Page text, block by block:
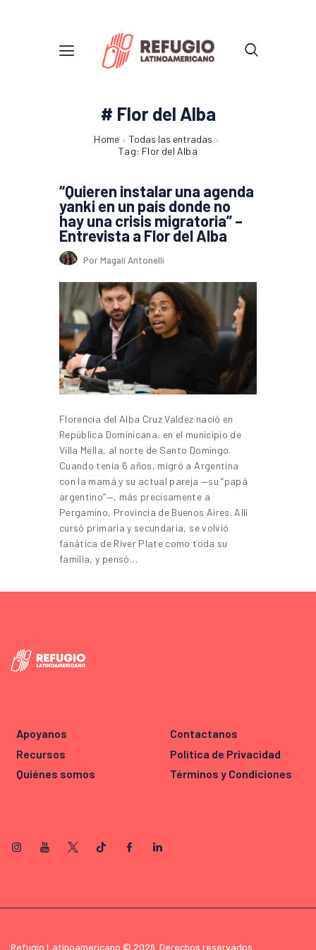
# Flor del Alba
Home
Todas las entradas
Tag: Flor del Alba
“Quieren instalar una agenda
yanki en un país donde no
hay una crisis migratoria” –
Entrevista a Flor del Alba
Por Magalí Antonelli
Florencia del Alba Cruz Valdez nació en
República Dominicana, en el municipio de
Villa Mella, al norte de Santo Domingo.
Cuando tenía 6 años, migró a Argentina
con la mamá y su actual pareja —su “papá
argentino”—, más precisamente a
Pergamino, Provincia de Buenos Aires. Allí
cursó primaria y secundaria, se volvió
fanática de River Plate como toda su
familia, y pensó…
Apoyanos
Recursos
Quiénes somos
Contactanos
Política de Privacidad
Términos y Condiciones
Refugio Latinoamericano © 2026. Derechos reservados.